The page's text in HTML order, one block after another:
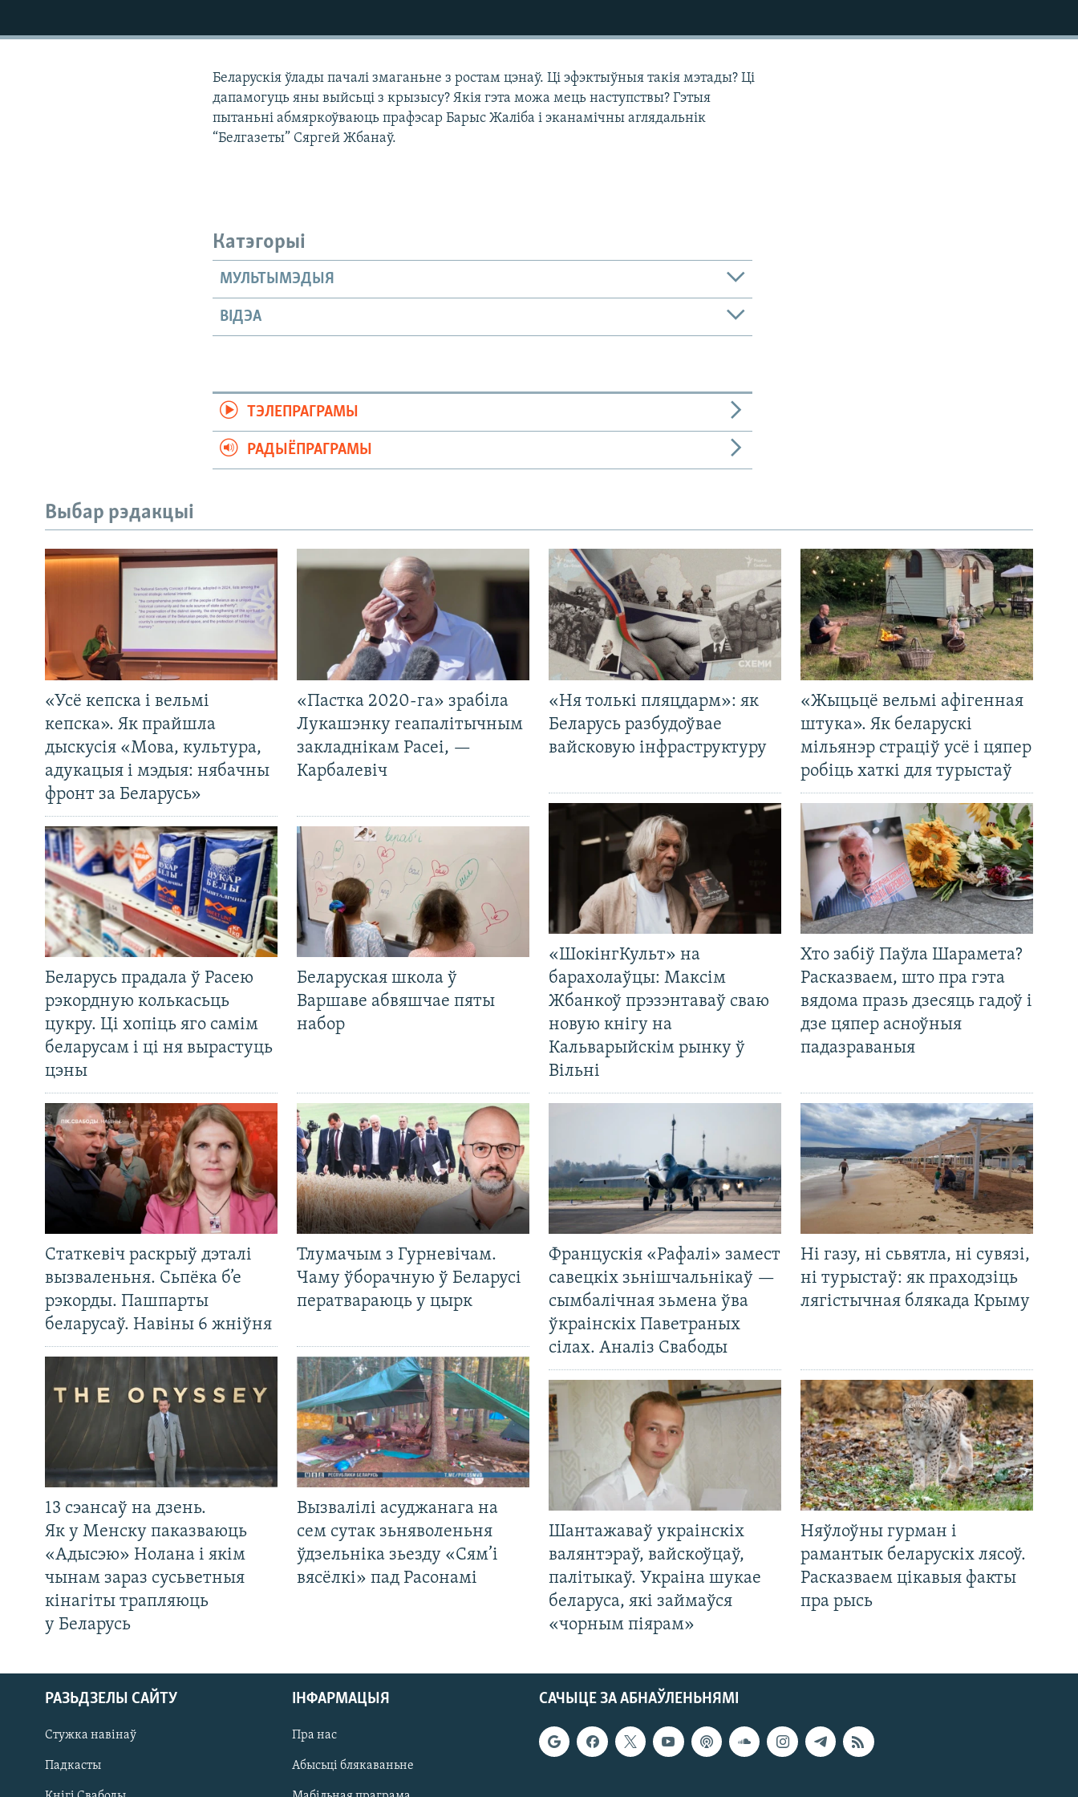
Беларускія ўлады пачалі змаганьне з ростам цэнаў. Ці эфэктыўныя такія мэтады? Ці
дапамогуць яны выйсьці з крызысу? Якія гэта можа мець наступствы? Гэтыя
пытаньні абмяркоўваюць прафэсар Барыс Жаліба і эканамічны аглядальнік
“Белгазеты” Сяргей Жбанаў.
Катэгорыі
МУЛЬТЫМЭДЫЯ
ВІДЭА
ТЭЛЕПРАГРАМЫ
РАДЫЁПРАГРАМЫ
Выбар рэдакцыі
«Усё кепска і вельмі
кепска». Як прайшла
дыскусія «Мова, культура,
адукацыя і мэдыя: нябачны
фронт за Беларусь»
«Пастка 2020-га» зрабіла
Лукашэнку геапалітычным
закладнікам Расеі, —
Карбалевіч
Беларусь прадала ў Расею
рэкордную колькасьць
цукру. Ці хопіць яго самім
беларусам і ці ня вырастуць
цэны
Беларуская школа ў
Варшаве абвяшчае пяты
набор
Статкевіч раскрыў дэталі
вызваленьня. Сьпёка б’е
рэкорды. Пашпарты
беларусаў. Навіны 6 жніўня
Тлумачым з Гурневічам.
Чаму ўборачную ў Беларусі
ператвараюць у цырк
13 сэансаў на дзень.
Як у Менску паказваюць
«Адысэю» Нолана і якім
чынам зараз сусьветныя
кінагіты трапляюць
у Беларусь
Вызвалілі асуджанага на
сем сутак зьняволеньня
ўдзельніка зьезду «Сям’і
вясёлкі» пад Расонамі
«Ня толькі пляцдарм»: як
Беларусь разбудоўвае
вайсковую інфраструктуру
«Жыцьцё вельмі афігенная
штука». Як беларускі
мільянэр страціў усё і цяпер
робіць хаткі для турыстаў
«ШокінгКульт» на
барахолаўцы: Максім
Жбанкоў прэзэнтаваў сваю
новую кнігу на
Кальварыйскім рынку ў
Вільні
Хто забіў Паўла Шарамета?
Расказваем, што пра гэта
вядома празь дзесяць гадоў і
дзе цяпер асноўныя
падазраваныя
Францускія «Рафалі» замест
савецкіх зьнішчальнікаў —
сымбалічная зьмена ўва
ўкраінскіх Паветраных
сілах. Аналіз Свабоды
Ні газу, ні сьвятла, ні сувязі,
ні турыстаў: як праходзіць
лягістычная блякада Крыму
Шантажаваў украінскіх
валянтэраў, вайскоўцаў,
палітыкаў. Украіна шукае
беларуса, які займаўся
«чорным піярам»
Няўлоўны гурман і
рамантык беларускіх лясоў.
Расказваем цікавыя факты
пра рысь
САЧЫЦЕ ЗА АБНАЎЛЕНЬНЯМІ
РАЗЬДЗЕЛЫ САЙТУ
Стужка навінаў
Падкасты
ІНФАРМАЦЫЯ
Пра нас
Абысьці блякаваньне